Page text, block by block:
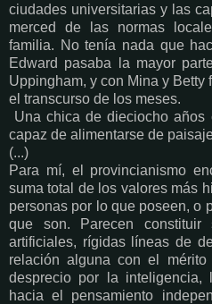
ciudades universitarias y las
merced de las normas
familia. No tenía nada que
Edward pasaba la mayor
Uppingham, y con Mina y Betty
el transcurso de los meses.
Una chica de dieciocho
capaz de alimentarse de
(...)
Para mí, el provincianismo
suma total de los valores más
personas por lo que poseen, o
que son. Parecen constituir
artificiales, rígidas líneas de
relación alguna con el mérito
desprecio por la
hacia el pensamiento